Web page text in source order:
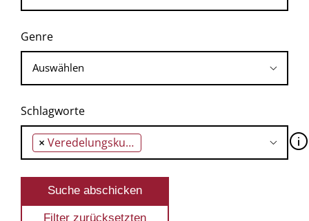
Genre
Schlagworte
× Veredelungskunst 🛈